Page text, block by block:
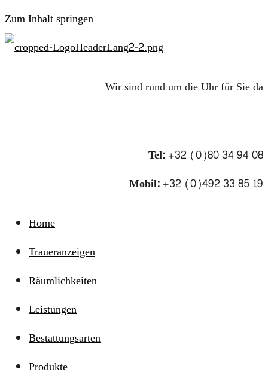
Zum Inhalt springen
Wir sind rund um die Uhr für Sie da
Tel:+32 (0)80 34 94 08
Mobil:+32 (0)492 33 85 19
Home
Traueranzeigen
Räumlichkeiten
Leistungen
Bestattungsarten
Produkte